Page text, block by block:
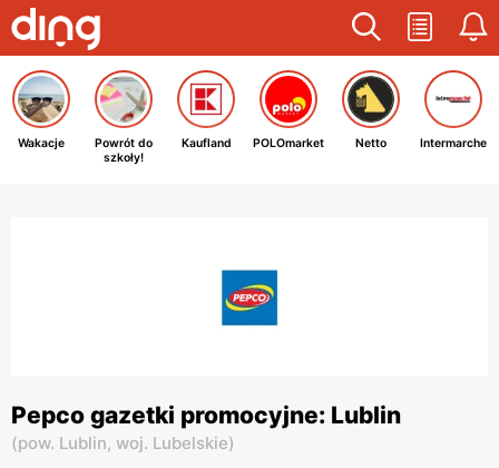
Wakacje
Powrót do
szkoły!
Kaufland POLOmarket Netto Intermarche
Pepco gazetki promocyjne: Lublin
(pow. Lublin, woj. Lubelskie)